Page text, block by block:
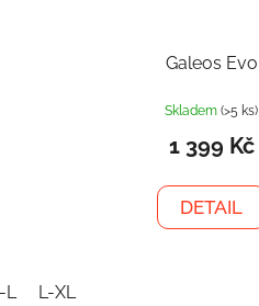
Galeos Evo
Skladem(>5 ks)
1 399 Kč
DETAIL
L L-XL